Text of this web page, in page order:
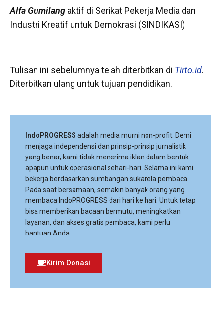
Alfa Gumilang aktif di Serikat Pekerja Media dan
Industri Kreatif untuk Demokrasi (SINDIKASI)
Tulisan ini sebelumnya telah diterbitkan di Tirto.id.
Diterbitkan ulang untuk tujuan pendidikan.
IndoPROGRESS adalah media murni non-profit. Demi
menjaga independensi dan prinsip-prinsip jurnalistik
yang benar, kami tidak menerima iklan dalam bentuk
apapun untuk operasional sehari-hari. Selama ini kami
bekerja berdasarkan sumbangan sukarela pembaca.
Pada saat bersamaan, semakin banyak orang yang
membaca IndoPROGRESS dari hari ke hari. Untuk tetap
bisa memberikan bacaan bermutu, meningkatkan
layanan, dan akses gratis pembaca, kami perlu
bantuan Anda.
Kirim Donasi